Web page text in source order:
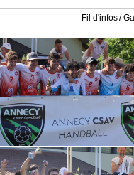
Fil d'infos